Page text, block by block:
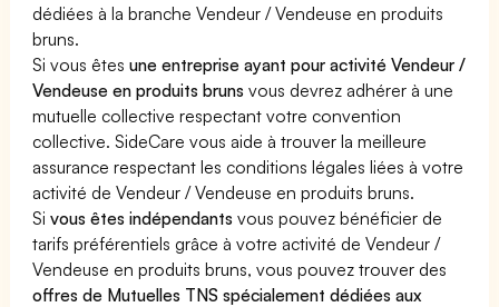
dédiées à la branche Vendeur / Vendeuse en produits
bruns.
Si vous êtesune entreprise ayant pour activité Vendeur /
Vendeuse en produits bruns vous devrez adhérer à une
mutuelle collective respectant votre convention
collective. SideCare vous aide à trouver la meilleure
assurance respectant les conditions légales liées à votre
activité de Vendeur / Vendeuse en produits bruns.
Sivous êtes indépendants vous pouvez bénéficier de
tarifs préférentiels grâce à votre activité de Vendeur /
Vendeuse en produits bruns, vous pouvez trouver des
offres de Mutuelles TNS spécialement dédiées aux